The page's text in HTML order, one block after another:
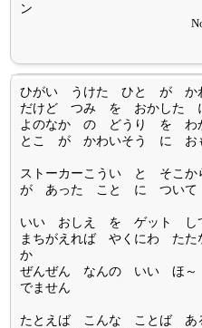
ン
ひがい うけた ひと が かわ
だけど つみ を おかした
よのなか の どうり を わ
とこ が かわいそう に お
ストーカーこうい と そこ
が あった こと に ついて
いい おしえ を ゲット し
まちがえれば やくにわ たた
か
ぜんぜん なんの いい ほ
でません
たとえば こんな ことば あ